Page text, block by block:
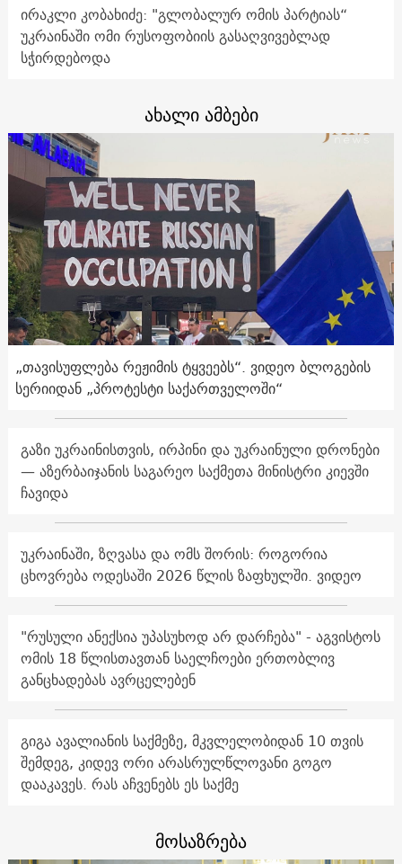
ირაკლი კობახიძე: "გლობალურ ომის პარტიას“
უკრაინაში ომი რუსოფობიის გასაღვივებლად
სჭირდებოდა
ახალი ამბები
„თავისუფლება რეჟიმის ტყვეებს“. ვიდეო ბლოგების
სერიიდან „პროტესტი საქართველოში“
გაზი უკრაინისთვის, ირპინი და უკრაინული დრონები
— აზერბაიჯანის საგარეო საქმეთა მინისტრი კიევში
ჩავიდა
უკრაინაში, ზღვასა და ომს შორის: როგორია
ცხოვრება ოდესაში 2026 წლის ზაფხულში. ვიდეო
"რუსული ანექსია უპასუხოდ არ დარჩება" - აგვისტოს
ომის 18 წლისთავთან საელჩოები ერთობლივ
განცხადებას ავრცელებენ
გიგა ავალიანის საქმეზე, მკვლელობიდან 10 თვის
შემდეგ, კიდევ ორი არასრულწლოვანი გოგო
დააკავეს. რას აჩვენებს ეს საქმე
მოსაზრება